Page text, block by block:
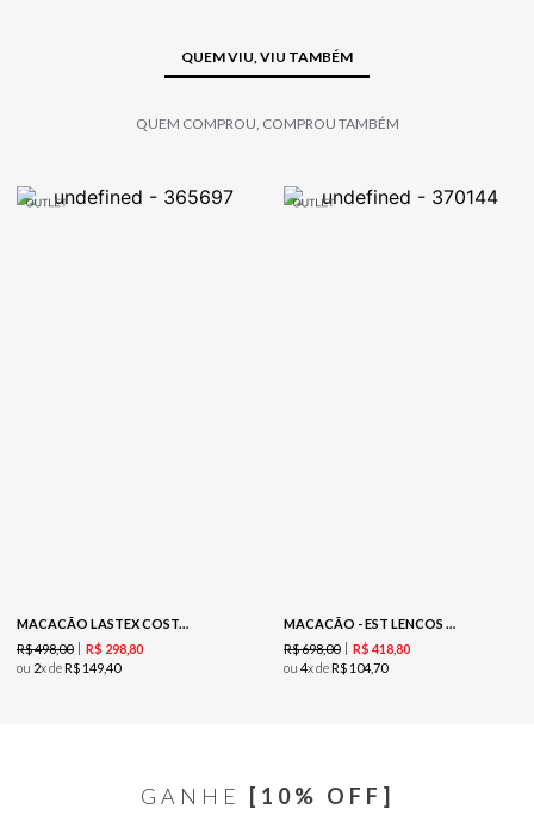
QUEM VIU, VIU TAMBÉM
QUEM COMPROU, COMPROU TAMBÉM
MACACÃO LASTEX COSTAS - GREEN
R$498,00 R$ 29880
ou 2x deR$ 14940
MACACÃO - EST LENCOS DIAGONAIS BORDADO
R$698,00 R$ 41880
ou 4x deR$ 10470
GANHE
[10% OFF]